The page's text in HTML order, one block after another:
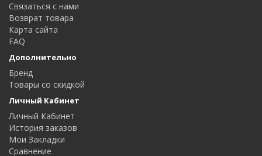
Связаться с нами
Возврат товара
Карта сайта
FAQ
Дополнительно
Бренд
Товары со скидкой
Личный Кабинет
Личный Кабинет
История заказов
Мои Закладки
Сравнение